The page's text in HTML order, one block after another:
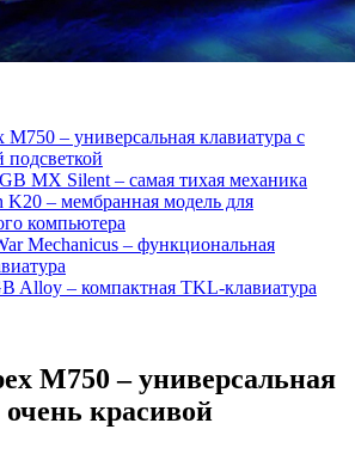
M750 – универсальная клавиатура с
подсветкой
MX Silent – самая тихая механика
K20 – мембранная модель для
компьютера
Mechanicus – функциональная
Alloy – компактная TKL-клавиатура
M750 – универсальная
очень красивой